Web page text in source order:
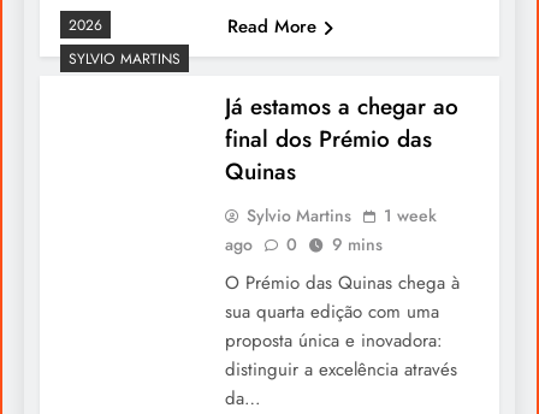
Carlos Rosa: A Voz que Encantou o
Festival Portugal Internacional de Montreal
Read More
2026
SYLVIO MARTINS
Já estamos a chegar ao
final dos Prémio das
Quinas
Sylvio Martins
1 week
ago
0 9 mins
O Prémio das Quinas chega à
sua quarta edição com uma
proposta única e inovadora:
distinguir a excelência através
da…